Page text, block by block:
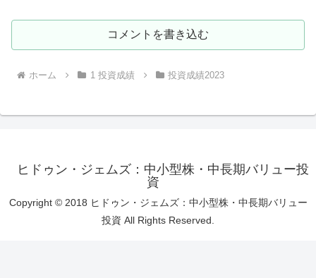
コメントを書き込む
ホーム 1 投資成績 投資成績2023
ヒドゥン・ジェムズ：中小型株・中長期バリュー投
資
Copyright © 2018 ヒドゥン・ジェムズ：中小型株・中長期バリュー
投資 All Rights Reserved.